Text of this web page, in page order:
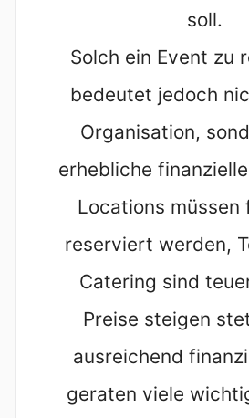
soll.
Solch ein Event zu
bedeutet jedoch
Organisation,
erhebliche
Locations müssen
reserviert werden,
Catering sind
Preise steigen
ausreichend
geraten viele